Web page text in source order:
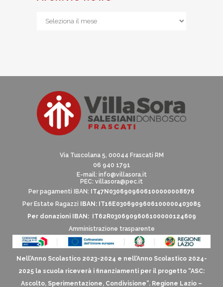
Archivio
Via Tuscolana 5, 00044 Frascati RM
06 940 1791
E-mail: info@villasora.it
PEC: villasora@pec.it
Per pagamenti IBAN:
IT47N0306909606100000008676
Per Estate Ragazzi
IBAN: IT16E0306909606100000403085
Per donazioni IBAN: IT62R0306909606100000124609
Amministrazione trasparente
Nell’Anno Scolastico 2023-2024 e nell’Anno Scolastico 2024-
2025 la scuola riceverà i finanziamenti per il progetto “ASC:
Ascolto, Sperimentazione, Condivisione”. Regione Lazio –